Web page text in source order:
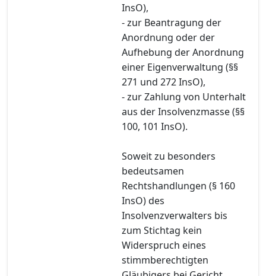
InsO),
- zur Beantragung der
Anordnung oder der
Aufhebung der Anordnung
einer Eigenverwaltung (§§
271 und 272 InsO),
- zur Zahlung von Unterhalt
aus der Insolvenzmasse (§§
100, 101 InsO).
Soweit zu besonders
bedeutsamen
Rechtshandlungen (§ 160
InsO) des
Insolvenzverwalters bis
zum Stichtag kein
Widerspruch eines
stimmberechtigten